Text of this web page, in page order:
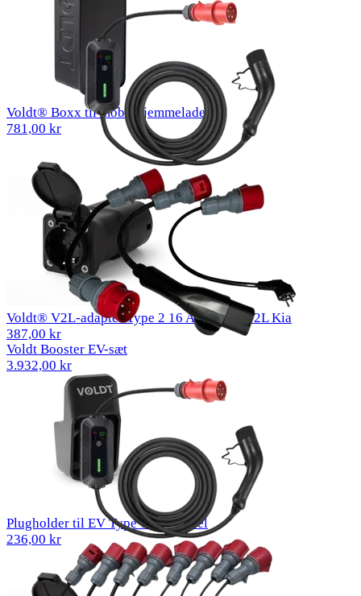
Voldt® Boxx til mobil hjemmelader
781,00 kr
Voldt® V2L-adapter Type 2 16 A EU-stik V2L Kia
387,00 kr
Plugholder til EV Type 1-ladekabel
236,00 kr
Voldt Booster EV-sæt
3.932,00 kr